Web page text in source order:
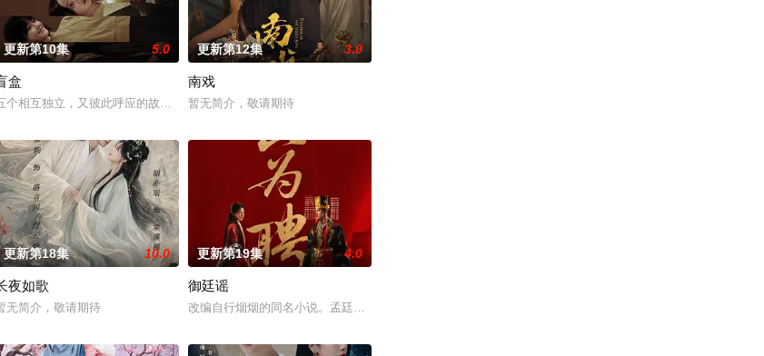
中央指示，高景波、徐邵梁、孙希光和黄鹰等人开始筹备建立冀
无普及监控、无DNA鉴定技术的支持下，通过摸排、勘查等传统刑侦手段，接连破获数起重案要案的
更新第10集 5.0
盒
个相互独立，又彼此呼应的故事——用一场精心策划的“夏令营”完成复仇的受害者；临终前与遗憾和解的“无用之人”；共享同一具躯体的人
更新第12集 3.0
南戏
暂无简介，敬请期待
遇“白天人住屋，晚上鬼占房”的阴阳宅，江淮被掳走配“阴婚”。他与女探长穆英搭档，侦破阎王娶亲
更新第18集 10.0
夜如歌
无简介，敬请期待
更新第19集 4.0
御廷谣
改编自行烟烟的同名小说。孟廷辉，大平王朝有史以来个以女子进士科三元及第入翰林院的奇女子。十年前的